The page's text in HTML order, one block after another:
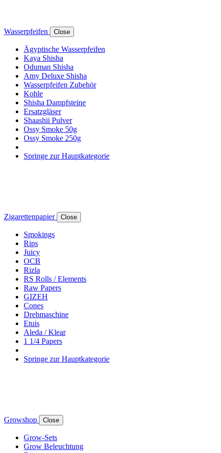
Wasserpfeifen Close
Ägyptische Wasserpfeifen
Kaya Shisha
Oduman Shisha
Amy Deluxe Shisha
Wasserpfeifen Zubehör
Kohle
Shisha Dampfsteine
Ersatzgläser
Shaashii Pulver
Ossy Smoke 50g
Ossy Smoke 250g
Springe zur Hauptkategorie
Zigarettenpapier Close
Smokings
Rips
Juicy
OCB
Rizla
RS Rolls / Elements
Raw Papers
GIZEH
Cones
Drehmaschine
Etuis
Aleda / Klear
1 1/4 Papers
Springe zur Hauptkategorie
Growshop Close
Grow-Sets
Grow Beleuchtung